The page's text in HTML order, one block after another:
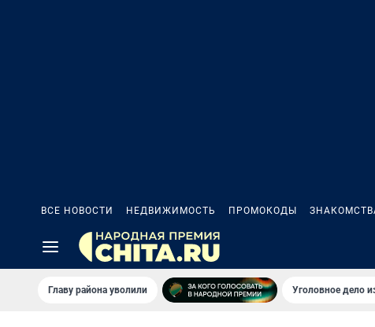
ВСЕ НОВОСТИ НЕДВИЖИМОСТЬ ПРОМОКОДЫ
Главу района уволили Уголовное дело